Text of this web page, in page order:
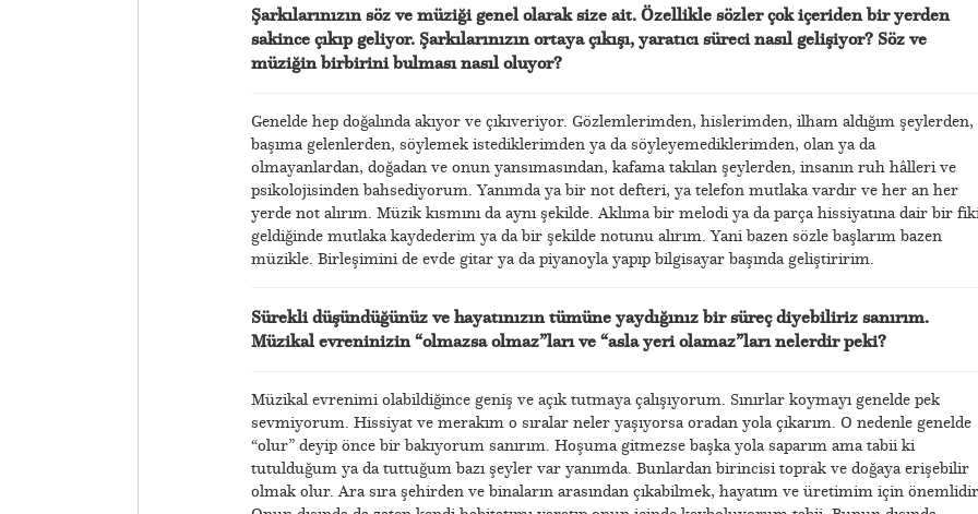
Şarkılarınızın söz ve müziği genel olarak size ait. Özellikle sözler çok içeriden bir yerden
sakince çıkıp geliyor. Şarkılarınızın ortaya çıkışı, yaratıcı süreci nasıl gelişiyor? Söz ve
müziğin birbirini bulması nasıl oluyor?
Genelde hep doğalında akıyor ve çıkıveriyor. Gözlemlerimden, hislerimden, ilham aldığım şeylerden,
başıma gelenlerden, söylemek istediklerimden ya da söyleyemediklerimden, olan ya da
olmayanlardan, doğadan ve onun yansımasından, kafama takılan şeylerden, insanın ruh hâlleri ve
psikolojisinden bahsediyorum. Yanımda ya bir not defteri, ya telefon mutlaka vardır ve her an her
yerde not alırım. Müzik kısmını da aynı şekilde. Aklıma bir melodi ya da parça hissiyatına dair bir
geldiğinde mutlaka kaydederim ya da bir şekilde notunu alırım. Yani bazen sözle başlarım bazen
müzikle. Birleşimini de evde gitar ya da piyanoyla yapıp bilgisayar başında geliştiririm.
Sürekli düşündüğünüz ve hayatınızın tümüne yaydığınız bir süreç diyebiliriz sanırım.
Müzikal evreninizin “olmazsa olmaz”ları ve “asla yeri olamaz”ları nelerdir peki?
Müzikal evrenimi olabildiğince geniş ve açık tutmaya çalışıyorum. Sınırlar koymayı genelde pek
sevmiyorum. Hissiyat ve merakım o sıralar neler yaşıyorsa oradan yola çıkarım. O nedenle genelde
“olur” deyip önce bir bakıyorum sanırım. Hoşuma gitmezse başka yola saparım ama tabii ki
tutulduğum ya da tuttuğum bazı şeyler var yanımda. Bunlardan birincisi toprak ve doğaya erişebilir
olmak olur. Ara sıra şehirden ve binaların arasından çıkabilmek, hayatım ve üretimim için